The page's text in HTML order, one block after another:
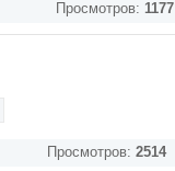
Просмотров: 1177
Просмотров: 2514